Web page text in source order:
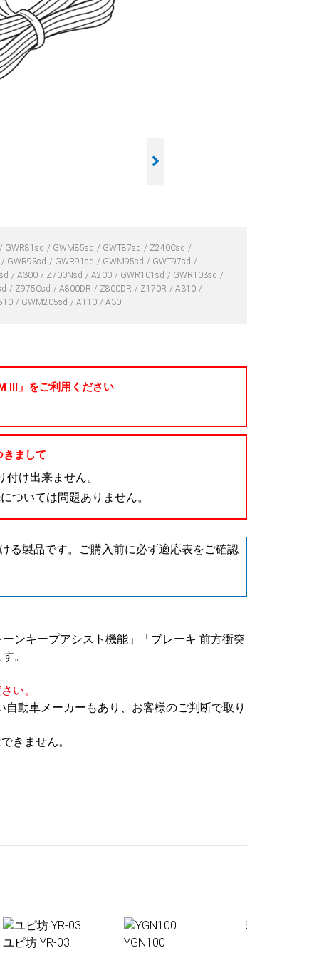
GWR81sd GWM85sd GWT87sd
Z240Csd
GWR93sd GWR91sd GWM95sd
GWT97sd
A300 Z700Nsd A200 GWR101sd
GWR103sd
Z975Csd A800DR Z800DR Z170R
A310
GWM205sd A110 A30
III」をご利用ください
きまして
け出来ません。
ついては問題ありません。
る製品です。ご購入前に必ず適応表をご確認
ンキープアシスト機能」「ブレーキ 前方衝突
。
い。
動車メーカーもあり、お客様のご判断で取り
きません。
ユピ坊 YR-03 YGN100
Sakura01